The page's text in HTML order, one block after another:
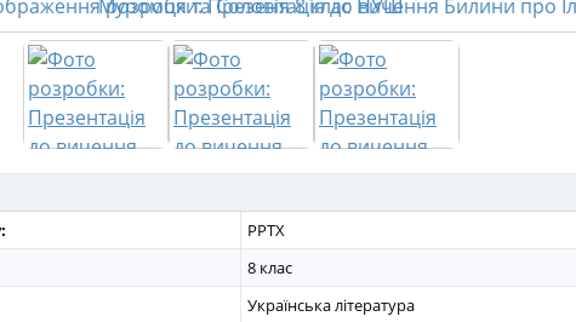
PPTX
8 клас
Українська література